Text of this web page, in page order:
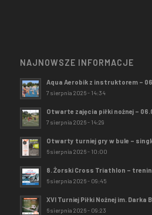
NAJNOWSZE INFORMACJE
Aqua Aerobik z instruktorem –
7 sierpnia 2026 - 14:34
Otwarte zajęcia piłki nożnej –
7 sierpnia 2026 - 14:29
Otwarty turniej gry w bule –
6 sierpnia 2026 - 10:00
8. Żorski Cross Triathlon –
6 sierpnia 2026 - 09:45
XVI Turniej Piłki Nożnej im. Darka
6 sierpnia 2026 - 09:23